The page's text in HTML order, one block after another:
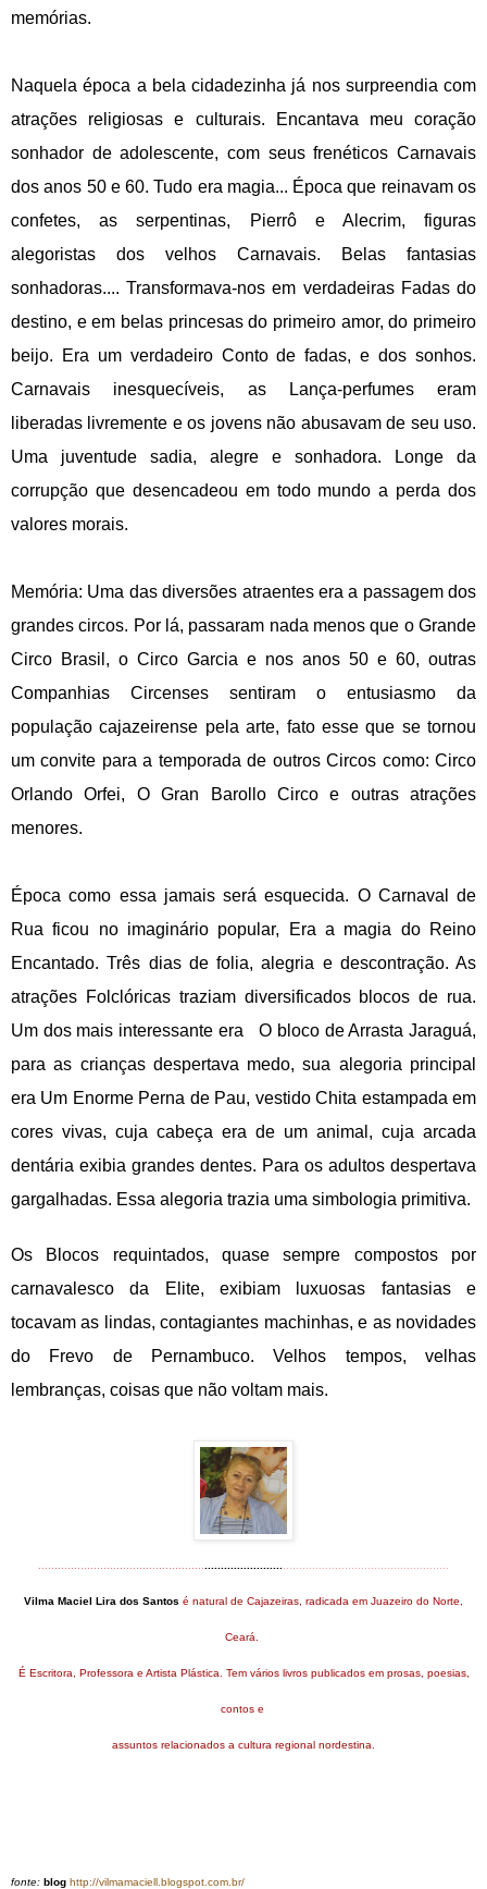
memórias.
Naquela época a bela cidadezinha já nos surpreendia com
atrações religiosas e culturais. Encantava meu coração
sonhador de adolescente, com seus frenéticos Carnavais
dos anos 50 e 60. Tudo era magia... Época que reinavam os
confetes, as serpentinas, Pierrô e Alecrim, figuras
alegoristas dos velhos Carnavais. Belas fantasias
sonhadoras.... Transformava-nos em verdadeiras Fadas do
destino, e em belas princesas do primeiro amor, do primeiro
beijo. Era um verdadeiro Conto de fadas, e dos sonhos.
Carnavais inesquecíveis, as Lança-perfumes eram
liberadas livremente e os jovens não abusavam de seu uso.
Uma juventude sadia, alegre e sonhadora. Longe da
corrupção que desencadeou em todo mundo a perda dos
valores morais.
Memória: Uma das diversões atraentes era a passagem dos
grandes circos. Por lá, passaram nada menos que o Grande
Circo Brasil, o Circo Garcia e nos anos 50 e 60, outras
Companhias Circenses sentiram o entusiasmo da
população cajazeirense pela arte, fato esse que se tornou
um convite para a temporada de outros Circos como: Circo
Orlando Orfei, O Gran Barollo Circo e outras atrações
menores.
Época como essa jamais será esquecida. O Carnaval de
Rua ficou no imaginário popular, Era a magia do Reino
Encantado. Três dias de folia, alegria e descontração. As
atrações Folclóricas traziam diversificados blocos de rua.
Um dos mais interessante era O bloco de Arrasta Jaraguá,
para as crianças despertava medo, sua alegoria principal
era Um Enorme Perna de Pau, vestido Chita estampada em
cores vivas, cuja cabeça era de um animal, cuja arcada
dentária exibia grandes dentes. Para os adultos despertava
gargalhadas. Essa alegoria trazia uma simbologia primitiva.
Os Blocos requintados, quase sempre compostos por
carnavalesco da Elite, exibiam luxuosas fantasias e
tocavam as lindas, contagiantes machinhas, e as novidades
do Frevo de Pernambuco. Velhos tempos, velhas
lembranças, coisas que não voltam mais.
Vilma Maciel Lira dos Santos é natural de Cajazeiras, radicada em Juazeiro do Norte,
Ceará.
É Escritora, Professora e Artista Plástica. Tem vários livros publicados em prosas, poesias,
contos e
assuntos relacionados a cultura regional nordestina.
fonte: blog http://vilmamaciell.blogspot.com.br/